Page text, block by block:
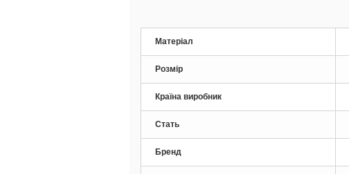
Матеріал
Розмір
Країна виробник
Стать
Бренд